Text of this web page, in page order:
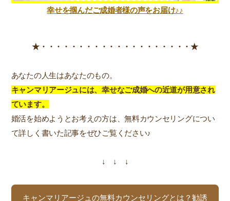
幸せを掴んだご成婚者様の声をお届け♪♪
★・・・・・・・・・・・・・・・・・・・・★
あなたの人生はあなたのもの。
キャンマリアージュには、幸せなご成婚への近道が用意され
ています。
婚活を始めようとお考えの方は、無料カウンセリングについ
て詳しく書いた記事をぜひご覧ください♪
↓ ↓ ↓
キャンマリアージュの無料カウンセリングとは？勧誘